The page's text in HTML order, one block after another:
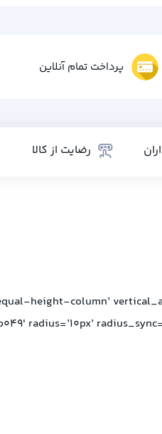
پرداخت تمام آنلاین
رضایت از کالا
height-column’
radius=’10px’